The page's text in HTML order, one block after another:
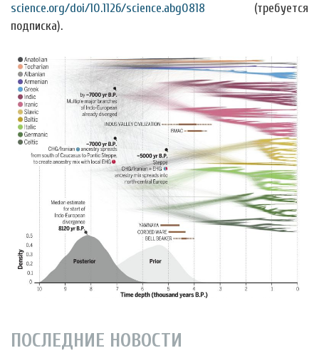
science.org/doi/10.1126/science.abg0818 (требуется
подписка).
ПОСЛЕДНИЕ НОВОСТИ